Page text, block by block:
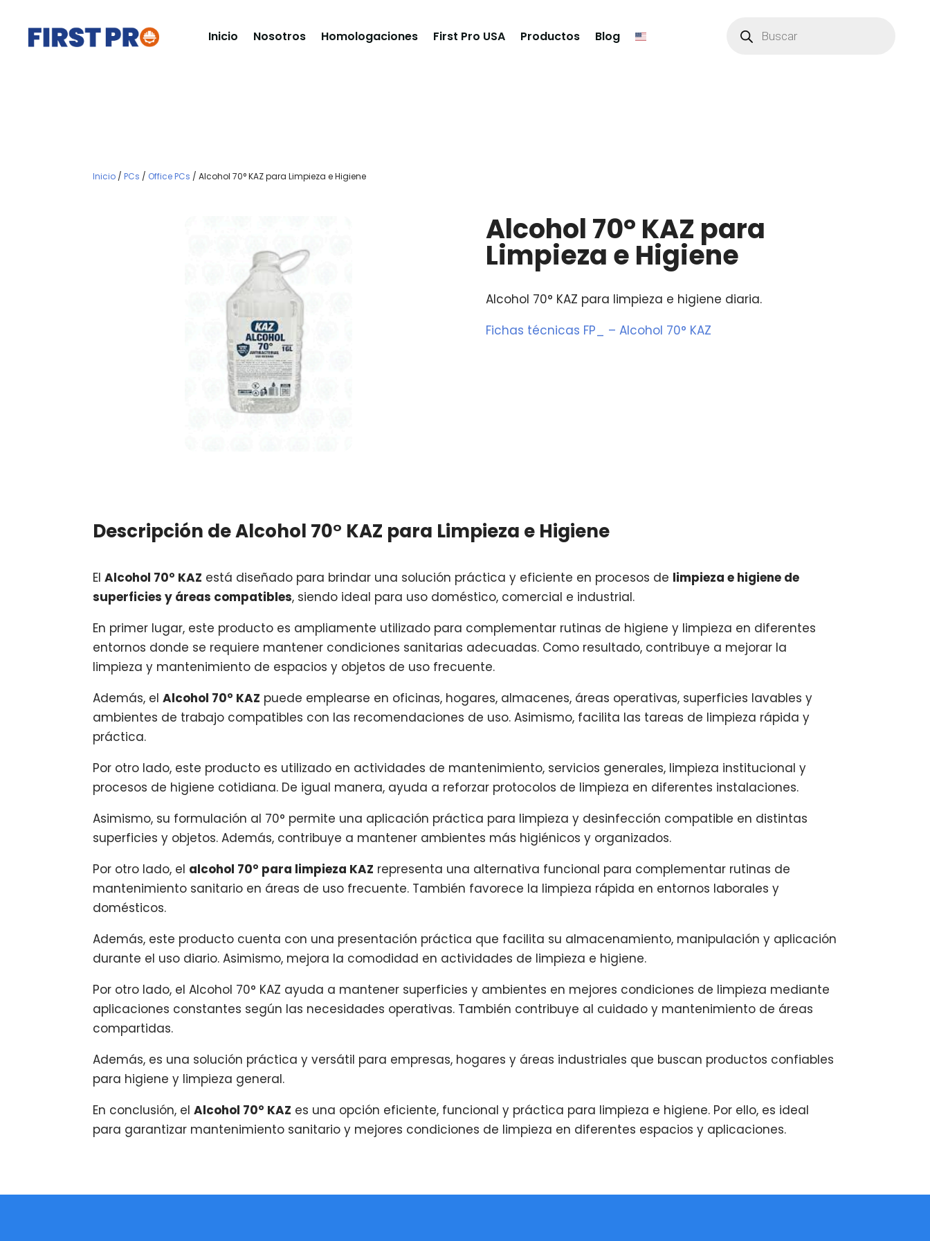
Inicio Nosotros Homologaciones First Pro USA Productos Blog de
productos
Inicio /PCs / Office PCs / Alcohol 70° KAZ para Limpieza e Higiene
Alcohol 70° KAZ para
Limpieza e Higiene
Alcohol 70° KAZ para limpieza e higiene diaria.
Fichas técnicas FP_ – Alcohol 70° KAZ
Descripción de Alcohol 70° KAZ para Limpieza e Higiene
ElAlcohol 70° KAZ está diseñado para brindar una solución práctica y eficiente en procesos de limpieza e higiene de
superficies y áreas compatibles, siendo ideal para uso doméstico, comercial e industrial.
En primer lugar, este producto es ampliamente utilizado para complementar rutinas de higiene y limpieza en diferentes
entornos donde se requiere mantener condiciones sanitarias adecuadas. Como resultado, contribuye a mejorar la
limpieza y mantenimiento de espacios y objetos de uso frecuente.
Además, elAlcohol 70° KAZ puede emplearse en oficinas, hogares, almacenes, áreas operativas, superficies lavables y
ambientes de trabajo compatibles con las recomendaciones de uso. Asimismo, facilita las tareas de limpieza rápida y
práctica.
Por otro lado, este producto es utilizado en actividades de mantenimiento, servicios generales, limpieza institucional y
procesos de higiene cotidiana. De igual manera, ayuda a reforzar protocolos de limpieza en diferentes instalaciones.
Asimismo, su formulación al 70° permite una aplicación práctica para limpieza y desinfección compatible en distintas
superficies y objetos. Además, contribuye a mantener ambientes más higiénicos y organizados.
Por otro lado, el alcohol 70° para limpieza KAZ representa una alternativa funcional para complementar rutinas de
mantenimiento sanitario en áreas de uso frecuente. También favorece la limpieza rápida en entornos laborales y
domésticos.
Además, este producto cuenta con una presentación práctica que facilita su almacenamiento, manipulación y aplicación
durante el uso diario. Asimismo, mejora la comodidad en actividades de limpieza e higiene.
Por otro lado, el Alcohol 70° KAZ ayuda a mantener superficies y ambientes en mejores condiciones de limpieza mediante
aplicaciones constantes según las necesidades operativas. También contribuye al cuidado y mantenimiento de áreas
compartidas.
Además, es una solución práctica y versátil para empresas, hogares y áreas industriales que buscan productos confiables
para higiene y limpieza general.
En conclusión, elAlcohol 70° KAZ es una opción eficiente, funcional y práctica para limpieza e higiene. Por ello, es ideal
para garantizar mantenimiento sanitario y mejores condiciones de limpieza en diferentes espacios y aplicaciones.